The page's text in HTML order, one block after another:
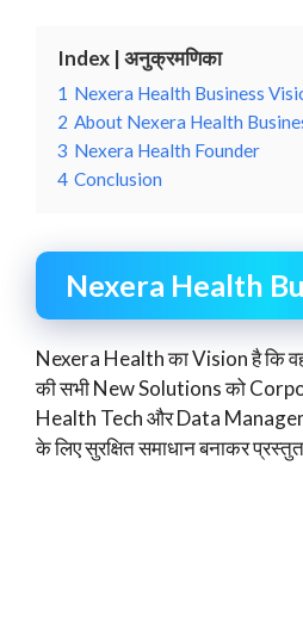
Index | अनुक्रमणिका
1 Nexera Health Business
2 About Nexera Health
3 Nexera Health Founder
4 Conclusion
Nexera Health
Nexera Health का Vision है कि
की सभी New Solutions को
Health Tech और Data
के लिए सुरक्षित समाधान बनाकर